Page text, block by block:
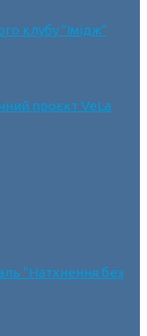
клубу “Імідж”
проєкт VeLa
“Натхнення без